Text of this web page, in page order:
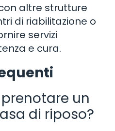
altre strutture
di riabilitazione o
servizi
e cura.
un
di riposo?